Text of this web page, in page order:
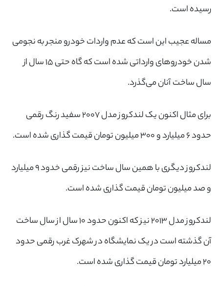
رسیده است.
مساله عجیب این است که عدم واردات خودرو منجر به نجومی
شدن خودروهای وارداتی شده است که گاه حتی ۱۵ سال از
سال ساخت آنان می‌گذرد.
برای مثال اکنون یک لندکروز مدل ۲۰۰۷ سفید رنگ رقمی
حدود ۶ میلیارد و ۳۰۰ میلیون تومان قیمت گذاری شده است.
لندکروز دیگری با همین سال ساخت نیز رقمی خدود ۹ میلیارد
و صد میلیون تومان قیمت گذاری شده است.
لندکروز مدل ۲۰۱۳ نیز که اکنون حدود ۱۰ سال از سال ساخت
آن گذشته است در یک نمایشگاه در شهرک غرب رقمی حدود
۲۰ میلیارد تومان قیمت گذاری شده است.